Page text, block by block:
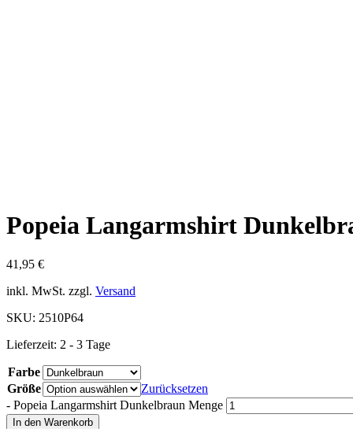
Popeia Langarmshirt
41,95 €
inkl. MwSt. zzgl. Versand
SKU: 2510P64
Lieferzeit: 2 - 3 Tage
Farbe
Größe
Zurücksetzen
- Popeia Langarmshirt Dunkelbraun Menge
In den Warenkorb